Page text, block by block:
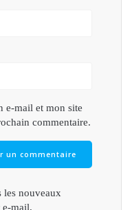
e-mail et mon site
commentaire.
les nouveaux
e-mail.